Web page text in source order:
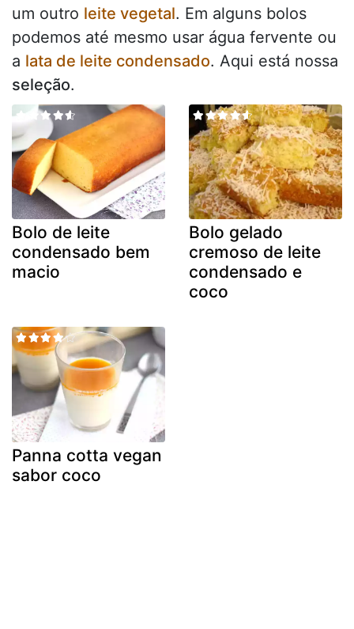
um outro leite vegetal. Em alguns bolos
podemos até mesmo usar água fervente ou
a lata de leite condensado. Aqui está nossa
seleção.
Bolo de leite
condensado bem
macio
Bolo gelado
cremoso de leite
condensado e
coco
Panna cotta vegan
sabor coco